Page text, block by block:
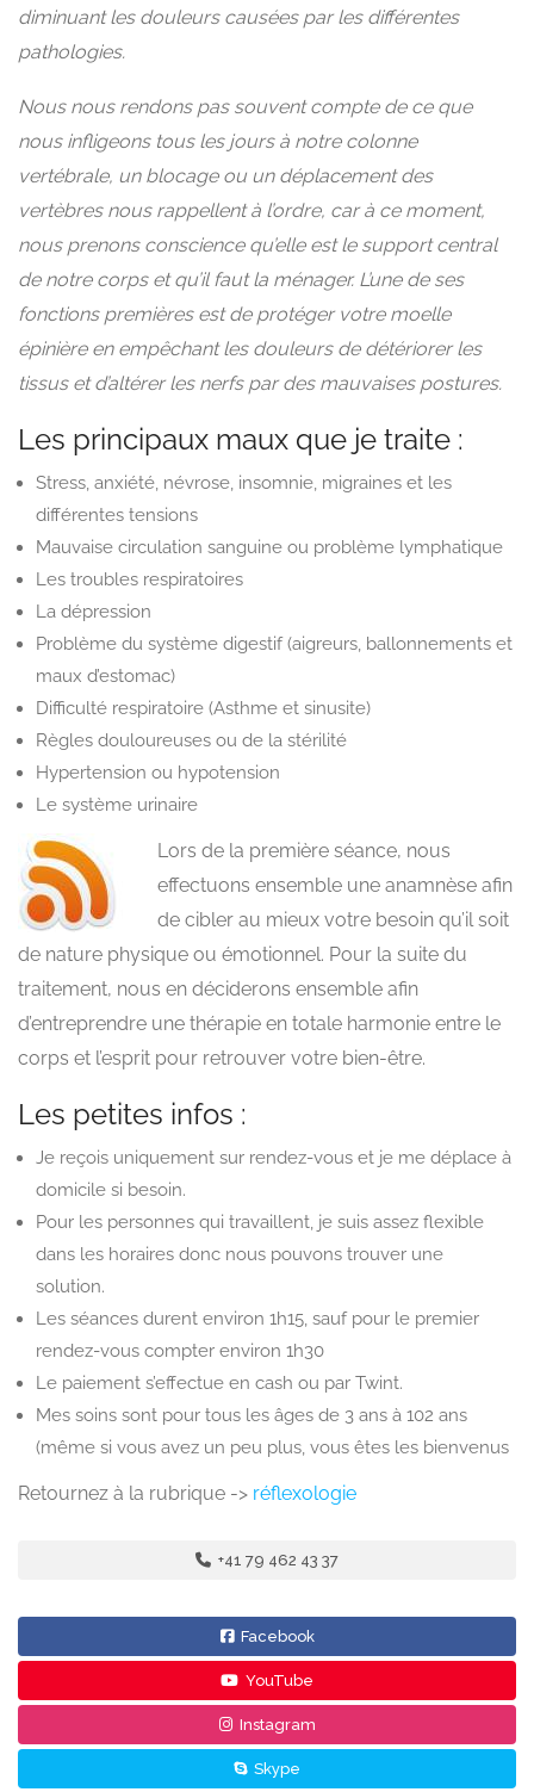
diminuant les douleurs causées par les différentes
pathologies.
Nous nous rendons pas souvent compte de ce que
nous infligeons tous les jours à notre colonne
vertébrale, un blocage ou un déplacement des
vertèbres nous rappellent à l’ordre, car à ce moment,
nous prenons conscience qu’elle est le support central
de notre corps et qu’il faut la ménager. L’une de ses
fonctions premières est de protéger votre moelle
épinière en empêchant les douleurs de détériorer les
tissus et d’altérer les nerfs par des mauvaises postures.
Les principaux maux que je traite :
Stress, anxiété, névrose, insomnie, migraines et les
différentes tensions
Mauvaise circulation sanguine ou problème lymphatique
Les troubles respiratoires
La dépression
Problème du système digestif (aigreurs, ballonnements et
maux d’estomac)
Difficulté respiratoire (Asthme et sinusite)
Règles douloureuses ou de la stérilité
Hypertension ou hypotension
Le système urinaire
Lors de la première séance, nous
effectuons ensemble une anamnèse afin
de cibler au mieux votre besoin qu’il soit
de nature physique ou émotionnel. Pour la suite du
traitement, nous en déciderons ensemble afin
d’entreprendre une thérapie en totale harmonie entre le
corps et l’esprit pour retrouver votre bien-être.
Les petites infos :
Je reçois uniquement sur rendez-vous et je me déplace à
domicile si besoin.
Pour les personnes qui travaillent, je suis assez flexible
dans les horaires donc nous pouvons trouver une
solution.
Les séances durent environ 1h15, sauf pour le premier
rendez-vous compter environ 1h30
Le paiement s’effectue en cash ou par Twint.
Mes soins sont pour tous les âges de 3 ans à 102 ans
(même si vous avez un peu plus, vous êtes les bienvenus
Retournez à la rubrique -> réflexologie
+41 79 462 43 37
Facebook
YouTube
Instagram
Skype